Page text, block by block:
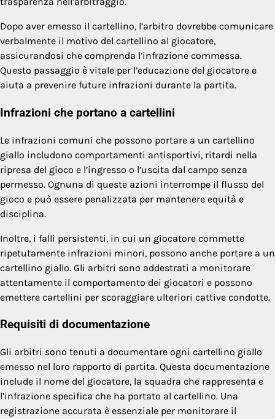
Dopo aver emesso il cartellino, l’arbitro dovrebbe comunicare
verbalmente il motivo del cartellino al giocatore,
assicurandosi che comprenda l’infrazione commessa.
Questo passaggio è vitale per l’educazione del giocatore e
aiuta a prevenire future infrazioni durante la partita.
Infrazioni che portano a cartellini
Le infrazioni comuni che possono portare a un cartellino
giallo includono comportamenti antisportivi, ritardi nella
ripresa del gioco e l’ingresso o l’uscita dal campo senza
permesso. Ognuna di queste azioni interrompe il flusso del
gioco e può essere penalizzata per mantenere equità e
disciplina.
Inoltre, i falli persistenti, in cui un giocatore commette
ripetutamente infrazioni minori, possono anche portare a un
cartellino giallo. Gli arbitri sono addestrati a monitorare
attentamente il comportamento dei giocatori e possono
emettere cartellini per scoraggiare ulteriori cattive condotte.
Requisiti di documentazione
Gli arbitri sono tenuti a documentare ogni cartellino giallo
emesso nel loro rapporto di partita. Questa documentazione
include il nome del giocatore, la squadra che rappresenta e
l’infrazione specifica che ha portato al cartellino. Una
registrazione accurata è essenziale per monitorare il